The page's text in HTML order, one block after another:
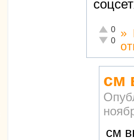
Отлично!
0
0
»
см
см